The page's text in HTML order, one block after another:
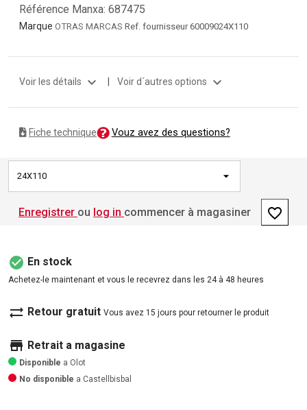
Référence Manxa: 687475
Marque OTRAS MARCAS Ref. fournisseur 60009024X110
Voir les détails expand_more | Voir d´autres options expand_more
Fiche technique Vouz avez des questions?
24X110
Enregistrer ou log in commencer à magasiner favorite_border
check_circle En stock
Achetez-le maintenant et vous le recevrez dans les 24 à 48 heures
sync_alt Retour gratuit Vous avez 15 jours pour retourner le produit
store Retrait a magasine
Disponible a Olot
No disponible a Castellbisbal